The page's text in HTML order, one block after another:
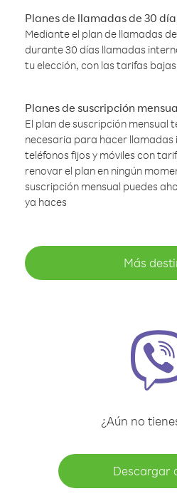
Planes de llamadas de 30
Mediante el plan de llamadas
durante 30 días llamadas
tu elección, con las tarifas
Planes de suscripción
El plan de suscripción mensual
necesaria para hacer llamadas
teléfonos fijos y móviles con
renovar el plan en ningún
suscripción mensual puedes
ya haces
Más
¿Aún no
Descargar